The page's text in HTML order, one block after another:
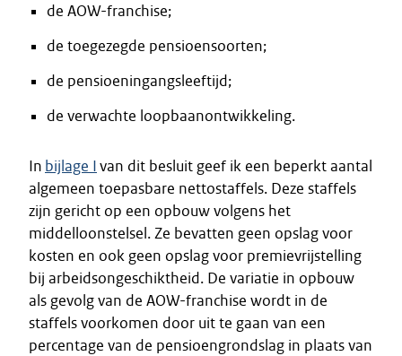
de AOW-franchise;
de toegezegde pensioensoorten;
de pensioeningangsleeftijd;
de verwachte loopbaanontwikkeling.
In bijlage Ivan dit besluit geef ik een beperkt aantal
algemeen toepasbare nettostaffels. Deze staffels
zijn gericht op een opbouw volgens het
middelloonstelsel. Ze bevatten geen opslag voor
kosten en ook geen opslag voor premievrijstelling
bij arbeidsongeschiktheid. De variatie in opbouw
als gevolg van de AOW-franchise wordt in de
staffels voorkomen door uit te gaan van een
percentage van de pensioengrondslag in plaats van